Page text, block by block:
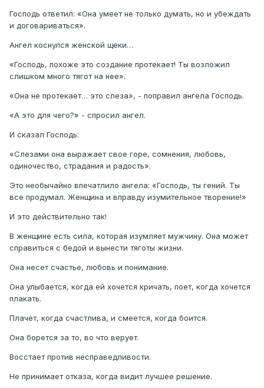
Господь ответил: «Она умеет не только думать, но и убеждать
и договариваться».
Ангел коснулся женской щеки…
«Господь, похоже это создание протекает! Ты возложил
слишком много тягот на нее».
«Она не протекает… это слеза», - поправил ангела Господь.
«А это для чего?» - спросил ангел.
И сказал Господь:
«Слезами она выражает свое горе, сомнения, любовь,
одиночество, страдания и радость».
Это необычайно впечатлило ангела: «Господь, ты гений. Ты
все продумал. Женщина и вправду изумительное творение!»
И это действительно так!
В женщине есть сила, которая изумляет мужчину. Она может
справиться с бедой и вынести тяготы жизни.
Она несет счастье, любовь и понимание.
Она улыбается, когда ей хочется кричать, поет, когда хочется
плакать.
Плачет, когда счастлива, и смеется, когда боится.
Она борется за то, во что верует.
Восстает против несправедливости.
Не принимает отказа, когда видит лучшее решение.